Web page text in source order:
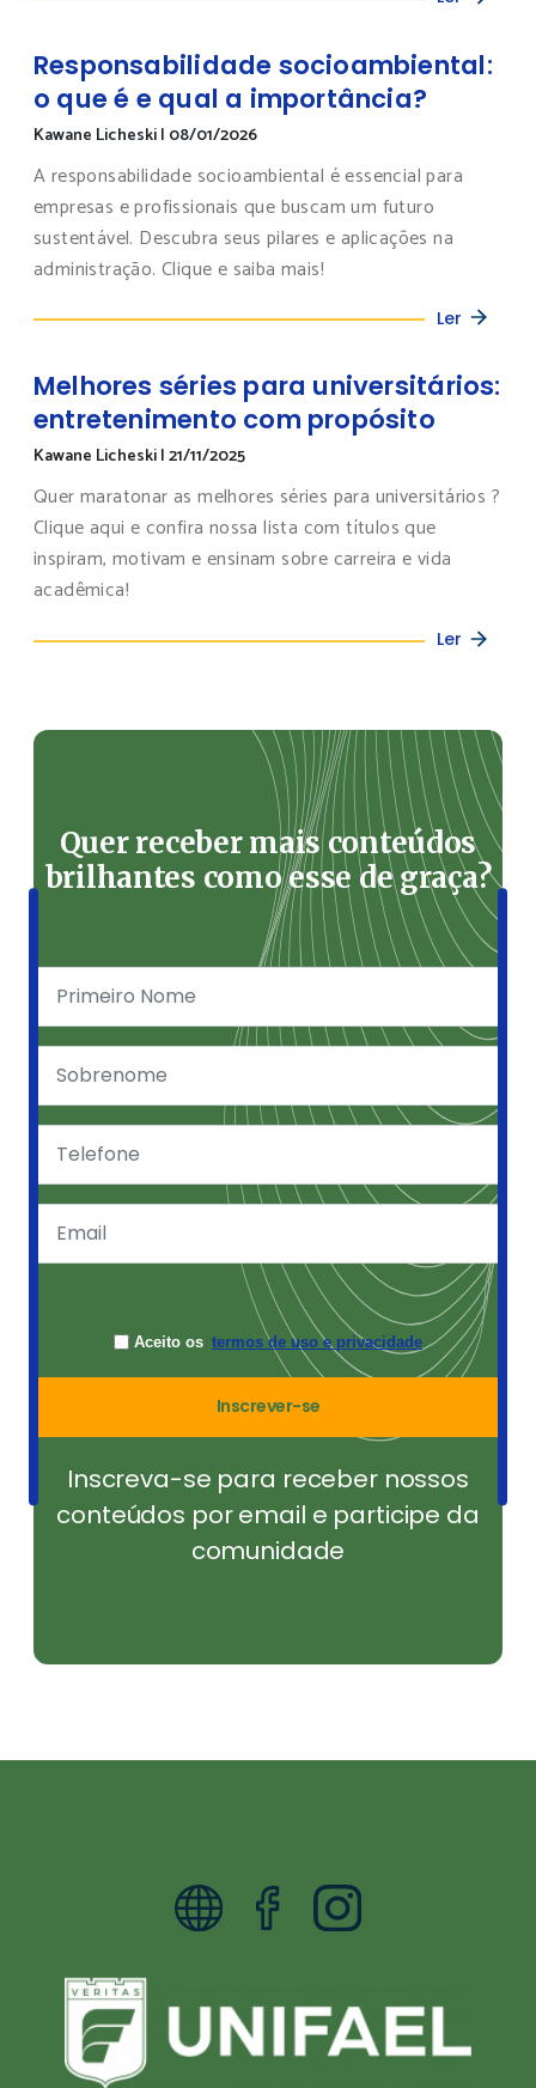
Responsabilidade socioambiental:
o que é e qual a importância?
Kawane Licheski| 08/01/2026
A responsabilidade socioambiental é essencial para
empresas e profissionais que buscam um futuro
sustentável. Descubra seus pilares e aplicações na
administração. Clique e saiba mais!
Ler
Melhores séries para universitários:
entretenimento com propósito
Kawane Licheski|21/11/2025
Quer maratonar as melhores séries para universitários ?
Clique aqui e confira nossa lista com títulos que
inspiram, motivam e ensinam sobre carreira e vida
acadêmica!
Ler
Quer receber mais conteúdos
brilhantes como esse de graça?
Aceito os termos de uso e privacidade
Inscrever-se
Inscreva-se para receber nossos
conteúdos por email e participe da
comunidade